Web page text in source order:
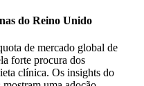
do Reino Unido
de mercado global de
forte procura dos
clínica. Os insights do